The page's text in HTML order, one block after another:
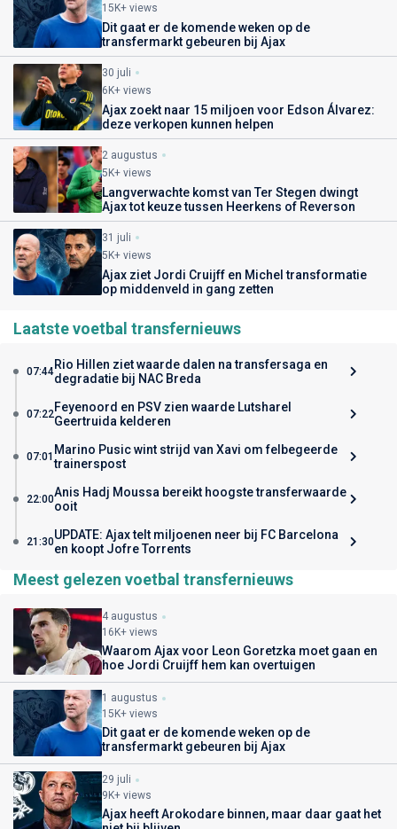
15K+ views
Dit gaat er de komende weken op de
transfermarkt gebeuren bij Ajax
30 juli
6K+ views
Ajax zoekt naar 15 miljoen voor Edson Álvarez:
deze verkopen kunnen helpen
2 augustus
5K+ views
Langverwachte komst van Ter Stegen dwingt
Ajax tot keuze tussen Heerkens of Reverson
31 juli
5K+ views
Ajax ziet Jordi Cruijff en Michel transformatie
op middenveld in gang zetten
Laatste voetbal transfernieuws
07:44Rio Hillen ziet waarde dalen na transfersaga en
degradatie bij NAC Breda
07:22Feyenoord en PSV zien waarde Lutsharel
Geertruida kelderen
07:01 Marino Pusic wint strijd van Xavi om felbegeerde
trainerspost
22:00Anis Hadj Moussa bereikt hoogste transferwaarde
ooit
21:30UPDATE: Ajax telt miljoenen neer bij FC Barcelona
en koopt Jofre Torrents
Meest gelezen voetbal transfernieuws
4 augustus
16K+ views
Waarom Ajax voor Leon Goretzka moet gaan en
hoe Jordi Cruijff hem kan overtuigen
1 augustus
15K+ views
Dit gaat er de komende weken op de
transfermarkt gebeuren bij Ajax
29 juli
9K+ views
Ajax heeft Arokodare binnen, maar daar gaat het